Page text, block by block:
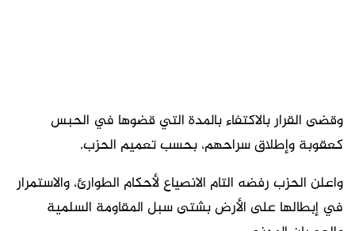
وقضى القرار بالاكتفاء بالمدة التي قضوها في الحبس
كعقوبة وإطلاق سراحهم، بحسب تعميم الحزب.
واعلن الحزب رفضه التام الانصياع لأحكام الطوارئ، والاستمرار
في إبطالها على الأرض بشتى سبل المقاومة السلمية